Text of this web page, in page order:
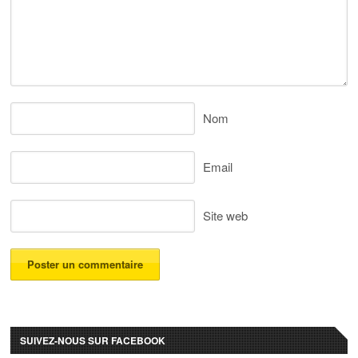
Nom
Email
Site web
SUIVEZ-NOUS SUR FACEBOOK